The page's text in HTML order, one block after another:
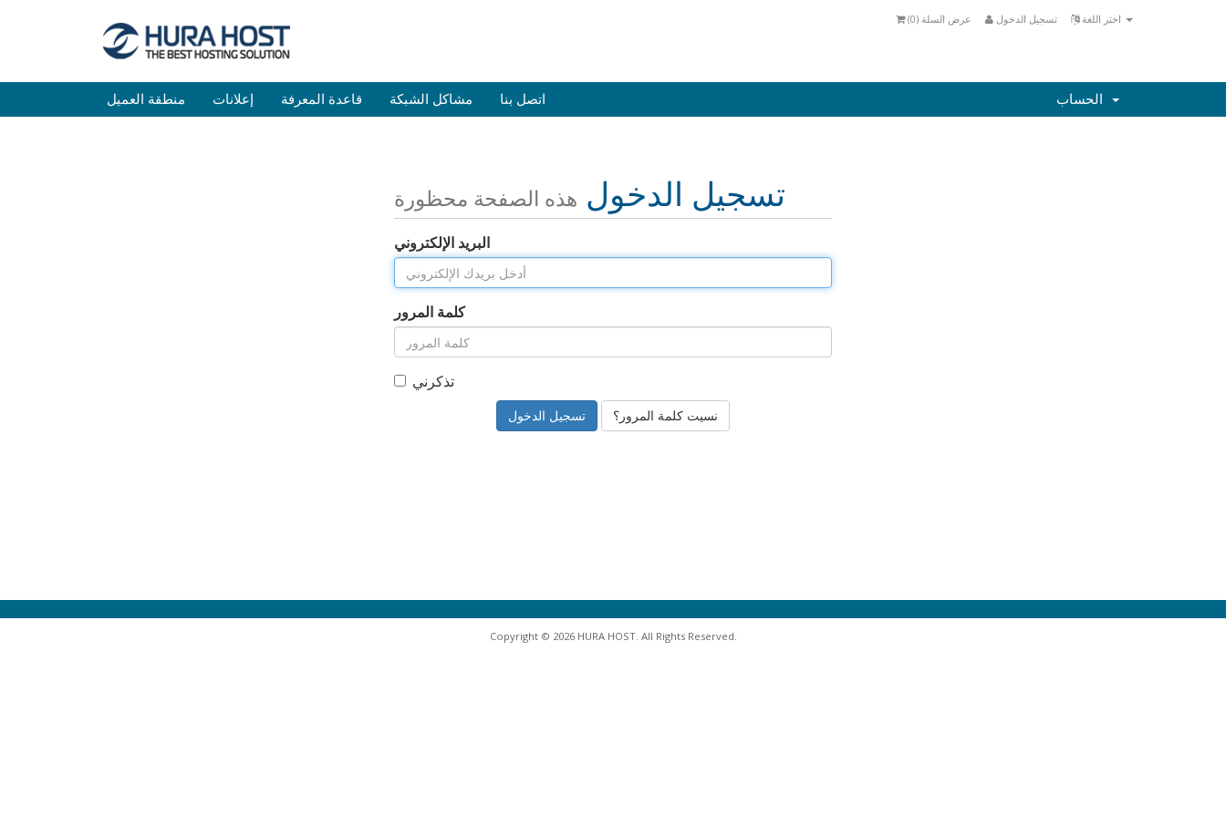
تسجيل الدخول عرض السلة (0
)
منطقة العميل إعلانات قاعدة المعرفة مشاكل الشبكة اتصل بنا
تسجيل الدخول هذه الصفحة محظورة
البريد الإلكتروني
كلمة المرور
تذكرني
نسيت كلمة المرور؟
Copyright © 2026 HURA HOST. All Rights Reserved.